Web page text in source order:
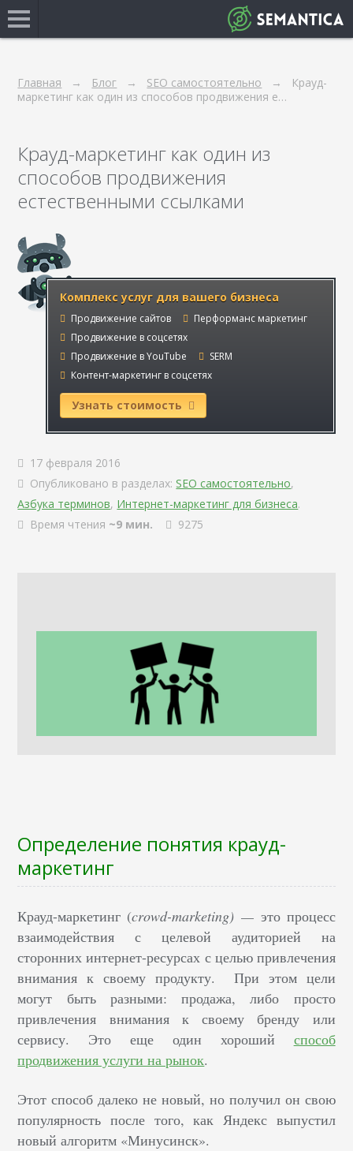
Главная Блог SEO самостоятельно
Крауд-
маркетинг как один из способов продвижения е…
Крауд-маркетинг как один из
способов продвижения
естественными ссылками
Комплекс услуг для вашего бизнеса
Продвижение сайтов
Перформанс маркетинг
Продвижение в соцсетях
Продвижение в YouTube
SERM
Контент-маркетинг в соцсетях
Узнать стоимость
17 февраля 2016
Опубликовано в разделах: SEO самостоятельно,
Азбука терминов, Интернет-маркетинг для бизнеса.
Время чтения ~9 мин. 9275
Определение понятия крауд-
маркетинг
Крауд-маркетинг (crowd-marketing) — это процесс
взаимодействия с целевой аудиторией на
сторонних интернет-ресурсах с целью привлечения
внимания к своему продукту. При этом цели
могут быть разными: продажа, либо просто
привлечения внимания к своему бренду или
сервису. Это еще один хороший способ
продвижения услуги на рынок.
Этот способ далеко не новый, но получил он свою
популярность после того, как Яндекс выпустил
новый алгоритм «Минусинск».